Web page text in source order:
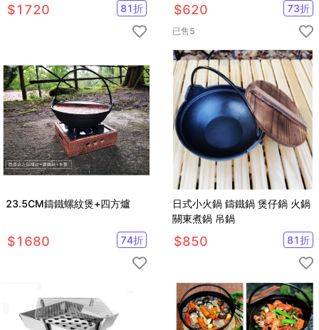
$1720 81折 $620 73折
已售5
23.5CM鑄鐵螺紋煲+四方爐
$1680 74折
日式小火鍋 鑄鐵鍋 煲仔鍋 火鍋
關東煮鍋 吊鍋
$850 81折